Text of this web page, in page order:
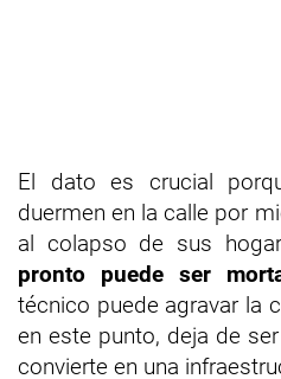
El dato es crucial
duermen en la calle por
al colapso de sus
pronto puede ser
técnico puede agravar la
en este punto, deja de
convierte en una